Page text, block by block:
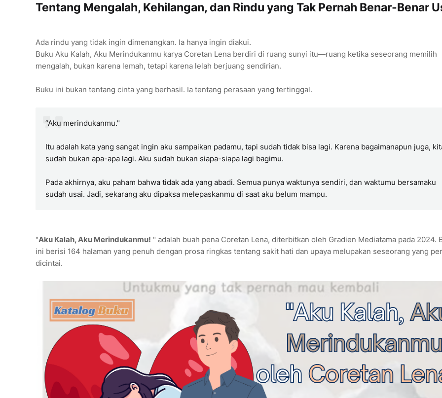
Tentang Mengalah, Kehilangan, dan Rindu yang Tak Pernah Benar-Benar
Ada rindu yang tidak ingin dimenangkan. Ia hanya ingin diakui.
Buku Aku Kalah, Aku Merindukanmu karya Coretan Lena berdiri di ruang sunyi itu—ruang ketika seseorang memilih
mengalah, bukan karena lemah, tetapi karena lelah berjuang sendirian.
Buku ini bukan tentang cinta yang berhasil. Ia tentang perasaan yang tertinggal.
“Aku merindukanmu."
Itu adalah kata yang sangat ingin aku sampaikan padamu, tapi sudah tidak bisa lagi. Karena bagaimanapun juga,
sudah bukan apa-apa lagi. Aku sudah bukan siapa-siapa lagi bagimu.
Pada akhirnya, aku paham bahwa tidak ada yang abadi. Semua punya waktunya sendiri, dan waktumu bersamaku
sudah usai. Jadi, sekarang aku dipaksa melepaskanmu di saat aku belum mampu.
"Aku Kalah, Aku Merindukanmu! " adalah buah pena Coretan Lena, diterbitkan oleh Gradien Mediatama pada 2024.
ini berisi 164 halaman yang penuh dengan prosa ringkas tentang sakit hati dan upaya melupakan seseorang yang
dicintai.